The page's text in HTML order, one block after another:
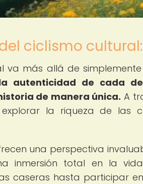
ciclismo
va más allá de
autenticidad de cada
de manera única. A
la riqueza de las
una perspectiva
inmersión total en la
caseras hasta participar